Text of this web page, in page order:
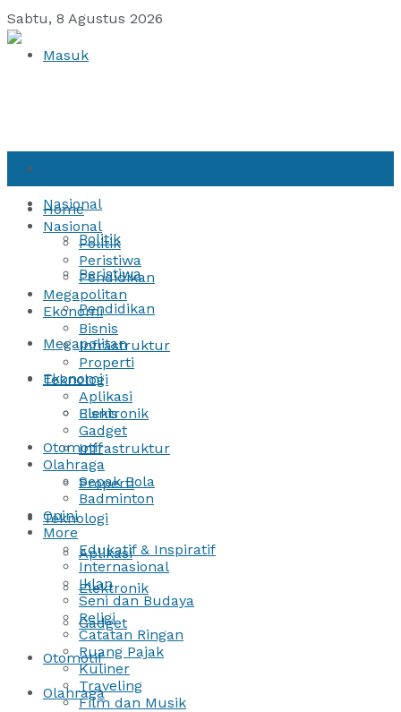
Sabtu, 8 Agustus 2026
Masuk
Nasional
Politik
Peristiwa
Pendidikan
Megapolitan
Ekonomi
Bisnis
Infrastruktur
Properti
Teknologi
Aplikasi
Elektronik
Gadget
Otomotif
Olahraga
Home
Nasional
Politik
Peristiwa
Pendidikan
Megapolitan
Ekonomi
Bisnis
Infrastruktur
Properti
Teknologi
Aplikasi
Elektronik
Gadget
Otomotif
Olahraga
Sepak Bola
Badminton
Opini
More
Edukatif & Inspiratif
Internasional
Iklan
Seni dan Budaya
Religi
Catatan Ringan
Ruang Pajak
Kuliner
Traveling
Film dan Musik